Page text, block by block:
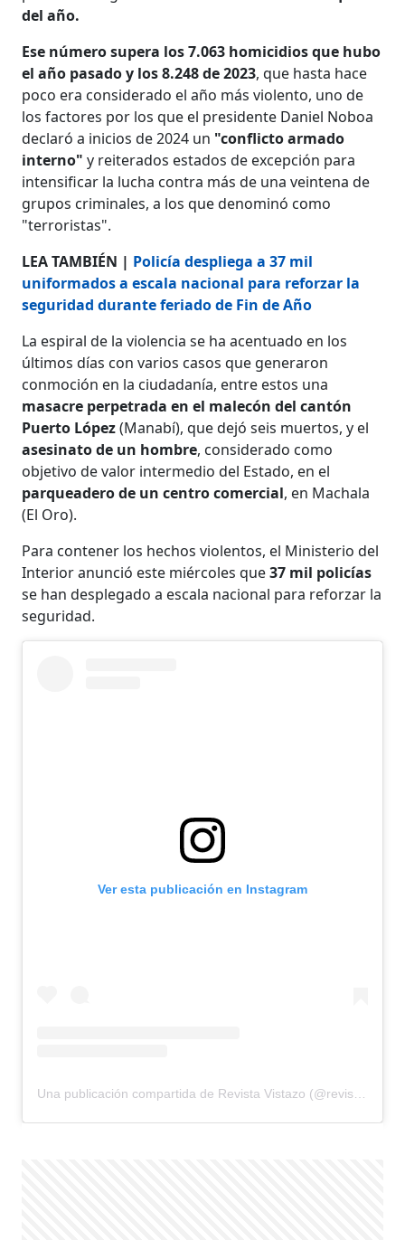
del año.
Ese número supera los 7.063 homicidios que hubo
el año pasado y los 8.248 de 2023, que hasta hace
poco era considerado el año más violento, uno de
los factores por los que el presidente Daniel Noboa
declaró a inicios de 2024 un "conflicto armado
interno"y reiterados estados de excepción para
intensificar la lucha contra más de una veintena de
grupos criminales, a los que denominó como
"terroristas".
LEA TAMBIÉN | Policía despliega a 37 mil
uniformados a escala nacional para reforzar la
seguridad durante feriado de Fin de Año
La espiral de la violencia se ha acentuado en los
últimos días con varios casos que generaron
conmoción en la ciudadanía, entre estos una
masacre perpetrada en el malecón del cantón
Puerto López(Manabí), que dejó seis muertos, y el
asesinato de un hombre, considerado como
objetivo de valor intermedio del Estado, en el
parqueadero de un centro comercial, en Machala
(El Oro).
Para contener los hechos violentos, el Ministerio del
Interior anunció este miércoles que37 mil policías
se han desplegado a escala nacional para reforzar la
seguridad.
Ver esta publicación en Instagram